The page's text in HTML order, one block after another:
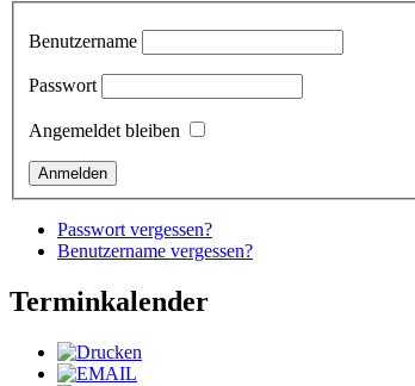
Benutzername
Passwort
Angemeldet bleiben
Passwort vergessen?
Benutzername vergessen?
Terminkalender